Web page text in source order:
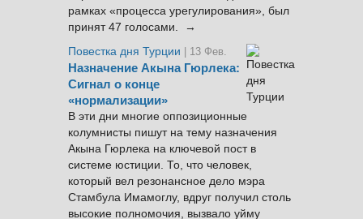
рамках «процесса урегулирования», был
принят 47 голосами. →
Повестка дня Турции
| 13 Фев.
Назначение Акына Гюрлека:
Сигнал о конце
«нормализации»
В эти дни многие оппозиционные
колумнисты пишут на тему назначения
Акына Гюрлека на ключевой пост в
системе юстиции. То, что человек,
который вел резонансное дело мэра
Стамбула Имамоглу, вдруг получил столь
высокие полномочия, вызвало уйму